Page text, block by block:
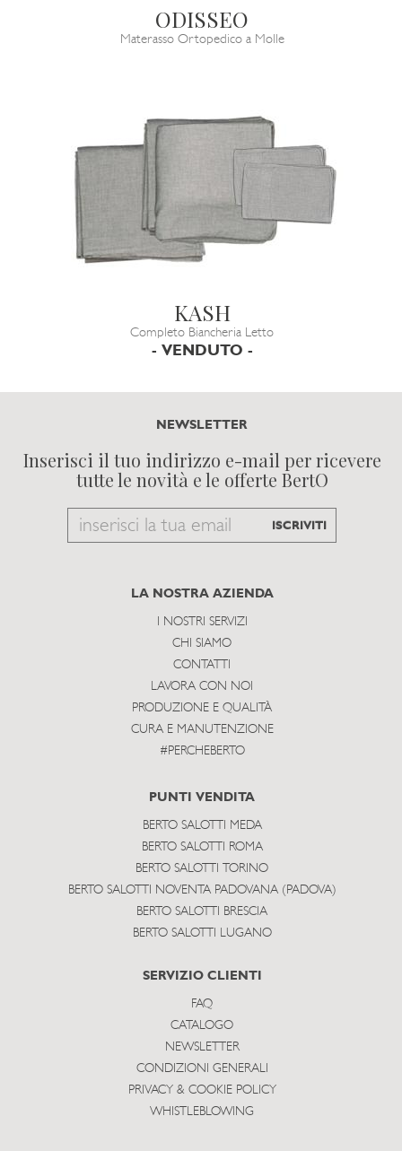
ODISSEO
Materasso Ortopedico a Molle
KASH
Completo Biancheria Letto
- VENDUTO -
NEWSLETTER
Inserisci il tuo indirizzo e-mail per ricevere
tutte le novità e le offerte BertO
Email
subscribe
ISCRIVITI
LA NOSTRA AZIENDA
I NOSTRI SERVIZI
CHI SIAMO
CONTATTI
LAVORA CON NOI
PRODUZIONE E QUALITÀ
CURA E MANUTENZIONE
#PERCHEBERTO
PUNTI VENDITA
BERTO SALOTTI MEDA
BERTO SALOTTI ROMA
BERTO SALOTTI TORINO
BERTO SALOTTI NOVENTA PADOVANA (PADOVA)
BERTO SALOTTI BRESCIA
BERTO SALOTTI LUGANO
SERVIZIO CLIENTI
FAQ
CATALOGO
NEWSLETTER
CONDIZIONI GENERALI
PRIVACY & COOKIE POLICY
WHISTLEBLOWING